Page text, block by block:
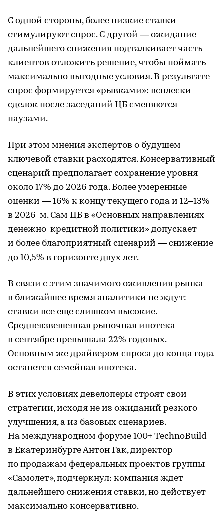
С одной стороны, более низкие ставки
стимулируют спрос. С другой — ожидание
дальнейшего снижения подталкивает часть
клиентов отложить решение, чтобы поймать
максимально выгодные условия. В результате
спрос формируется «рывками»: всплески
сделок после заседаний ЦБ сменяются
паузами.
При этом мнения экспертов о будущем
ключевой ставки расходятся. Консервативный
сценарий предполагает сохранение уровня
около 17% до 2026 года. Более умеренные
оценки — 16% к концу текущего года и 12–13%
в 2026-м. Сам ЦБ в «Основных направлениях
денежно-кредитной политики» допускает
и более благоприятный сценарий — снижение
до 10,5% в горизонте двух лет.
В связи с этим значимого оживления рынка
в ближайшее время аналитики не ждут:
ставки все еще слишком высокие.
Средневзвешенная рыночная ипотека
в сентябре превышала 22% годовых.
Основным же драйвером спроса до конца года
останется семейная ипотека.
В этих условиях девелоперы строят свои
стратегии, исходя не из ожиданий резкого
улучшения, а из базовых сценариев.
На международном форуме 100+ TechnoBuild
в Екатеринбурге Антон Гак, директор
по продажам федеральных проектов группы
«Самолет», подчеркнул: компания ждет
дальнейшего снижения ставки, но действует
максимально консервативно.